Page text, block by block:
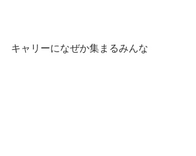
キャリーになぜか集まるみんな